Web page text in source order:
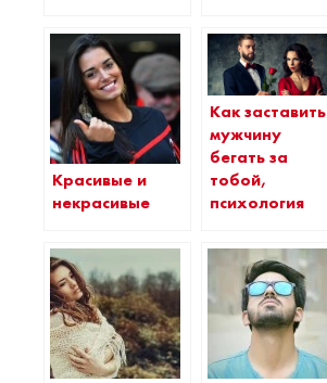
Красивые и
некрасивые
Как заставить
мужчину
бегать за
тобой,
психология